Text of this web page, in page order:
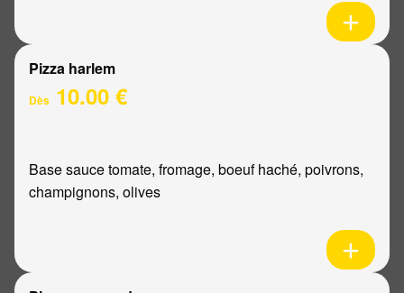
Pizza harlem
Dès 10.00 €
Base sauce tomate, fromage, boeuf haché, poivrons,
champignons, olives